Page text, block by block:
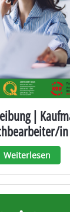
|
in
Weiterlesen